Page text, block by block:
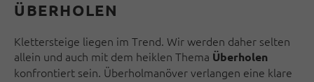
ÜBERHOLEN
Klettersteige liegen im Trend. Wir werden daher selten
allein und auch mit dem heiklen Thema Überholen
konfrontiert sein. Überhol­manöver verlangen eine klare